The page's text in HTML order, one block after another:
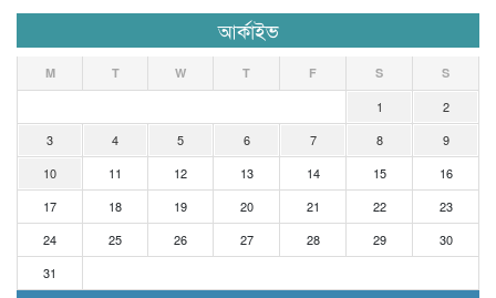
আর্কাইভ
M T W T F S S
1
2
3
4 5 6 7 8
9
10
11 12 13 14 15
16
17
18 19 20 21 22
23
24
25 26 27 28 29
30
31